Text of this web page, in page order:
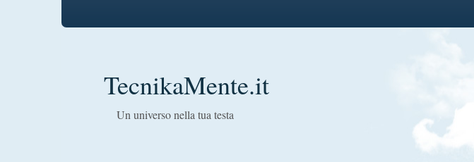
TecnikaMente.it
Un universo nella tua testa